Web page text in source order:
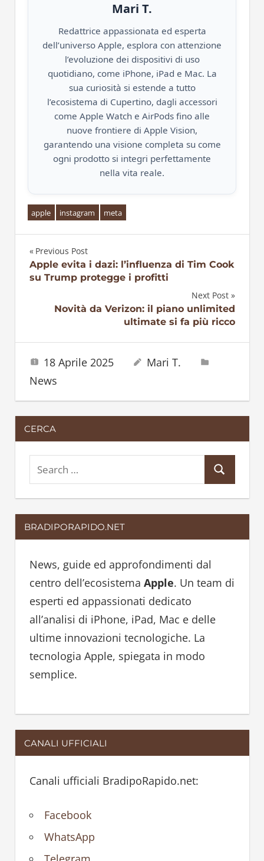
Mari T.
Redattrice appassionata ed esperta
dell’universo Apple, esplora con attenzione
l’evoluzione dei dispositivi di uso
quotidiano, come iPhone, iPad e Mac. La
sua curiosità si estende a tutto
l’ecosistema di Cupertino, dagli accessori
come Apple Watch e AirPods fino alle
nuove frontiere di Apple Vision,
garantendo una visione completa su come
ogni prodotto si integri perfettamente
nella vita reale.
apple instagram meta
Navigazione
Previous Post
Apple evita i dazi: l’influenza di Tim Cook
su Trump protegge i profitti
Next Post
Novità da Verizon: il piano unlimited
ultimate si fa più ricco
18 Aprile 2025
Mari T.
News
CERCA
e
a
r
c
e
a
BRADIPORAPIDO.NET
News, guide ed approfondimenti dal
centro dell’ecosistema Apple. Un team di
esperti ed appassionati dedicato
all’analisi di iPhone, iPad, Mac e delle
ultime innovazioni tecnologiche. La
tecnologia Apple, spiegata in modo
semplice.
CANALI UFFICIALI
Canali ufficiali BradipoRapido.net:
Facebook
WhatsApp